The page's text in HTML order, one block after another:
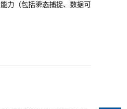
力（包括瞬态捕捉、数据可